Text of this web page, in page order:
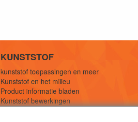
KUNSTSTOF
kunststof toepassingen en meer
Kunststof en het milieu
Product informatie bladen
Kunststof bewerkingen